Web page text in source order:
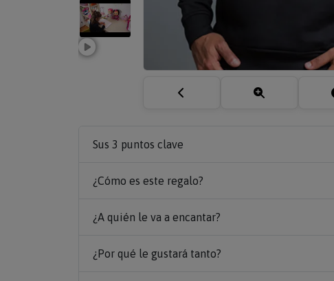
Sus 3 puntos clave
¿Cómo es este regalo?
¿A quién le va a encantar?
¿Por qué le gustará tanto?